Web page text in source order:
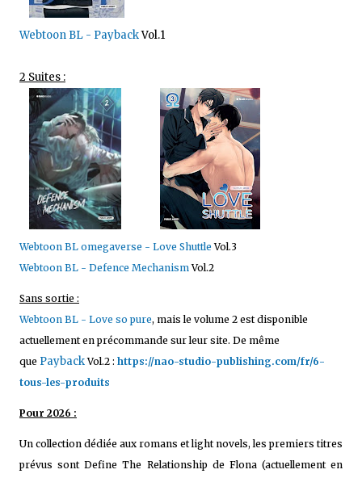
Webtoon BL - PaybackVol.1
2 Suites :
Webtoon BL omegaverse - Love Shuttle Vol.3
Webtoon BL - Defence MechanismVol.2
Sans sortie :
Webtoon BL - Love so pure, mais le volume 2 est disponible
actuellement en précommande sur leur site. De même
que PaybackVol.2 : https://nao-studio-publishing.com/fr/6-
tous-les-produits
Pour 2026 :
Un collection dédiée aux romans et light novels, les premiers titres
prévus sont Define The Relationship de Flona (actuellement en